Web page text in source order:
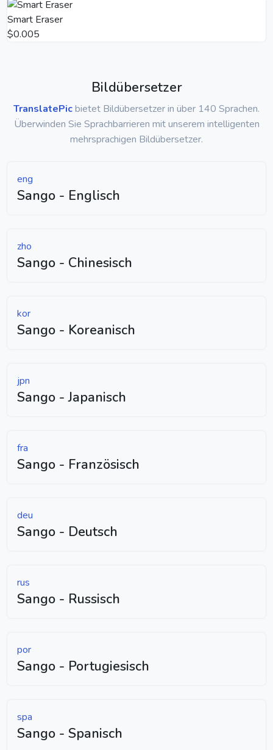
Smart Eraser
$0.005
Bildübersetzer
TranslatePicbietet Bildübersetzer in über 140 Sprachen.
Überwinden Sie Sprachbarrieren mit unserem intelligenten
mehrsprachigen Bildübersetzer.
eng
Sango - Englisch
zho
Sango - Chinesisch
kor
Sango - Koreanisch
jpn
Sango - Japanisch
fra
Sango - Französisch
deu
Sango - Deutsch
rus
Sango - Russisch
por
Sango - Portugiesisch
spa
Sango - Spanisch